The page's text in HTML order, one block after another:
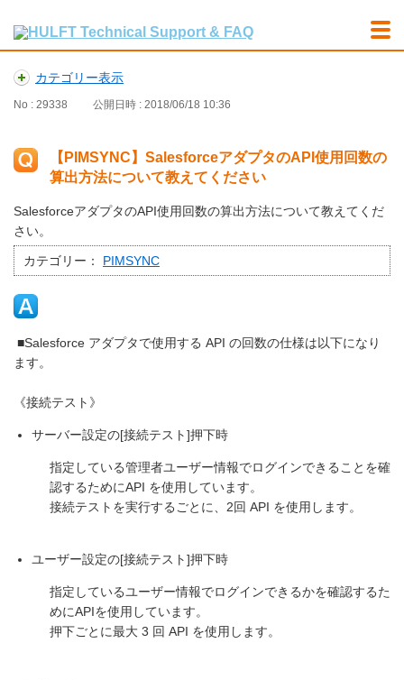
カテゴリー表示
No : 29338 公開日時 : 2018/06/18 10:36
【PIMSYNC】SalesforceアダプタのAPI使用回数の
算出方法について教えてください
SalesforceアダプタのAPI使用回数の算出方法について教えてくだ
さい。
カテゴリー： PIMSYNC
■Salesforce アダプタで使用する API の回数の仕様は以下になり
ます。
《接続テスト》
サーバー設定の[接続テスト]押下時
指定している管理者ユーザー情報でログインできることを確
認するためにAPI を使用しています。
接続テストを実行するごとに、2回 API を使用します。
ユーザー設定の[接続テスト]押下時
指定しているユーザー情報でログインできるかを確認するた
めにAPIを使用しています。
押下ごとに最大 3 回 API を使用します。